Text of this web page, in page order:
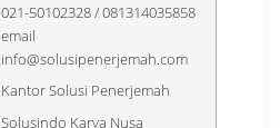
021-50102328 / 081314035858
email
info@solusipenerjemah.com
Kantor Solusi Penerjemah
Solusindo Karya Nusa